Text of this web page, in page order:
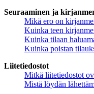
Seuraaminen ja
Mikä ero on
Kuinka teen
Kuinka tilaan
Kuinka poistan
Liitetiedostot
Mitkä liitetiedostot
Mistä löydän